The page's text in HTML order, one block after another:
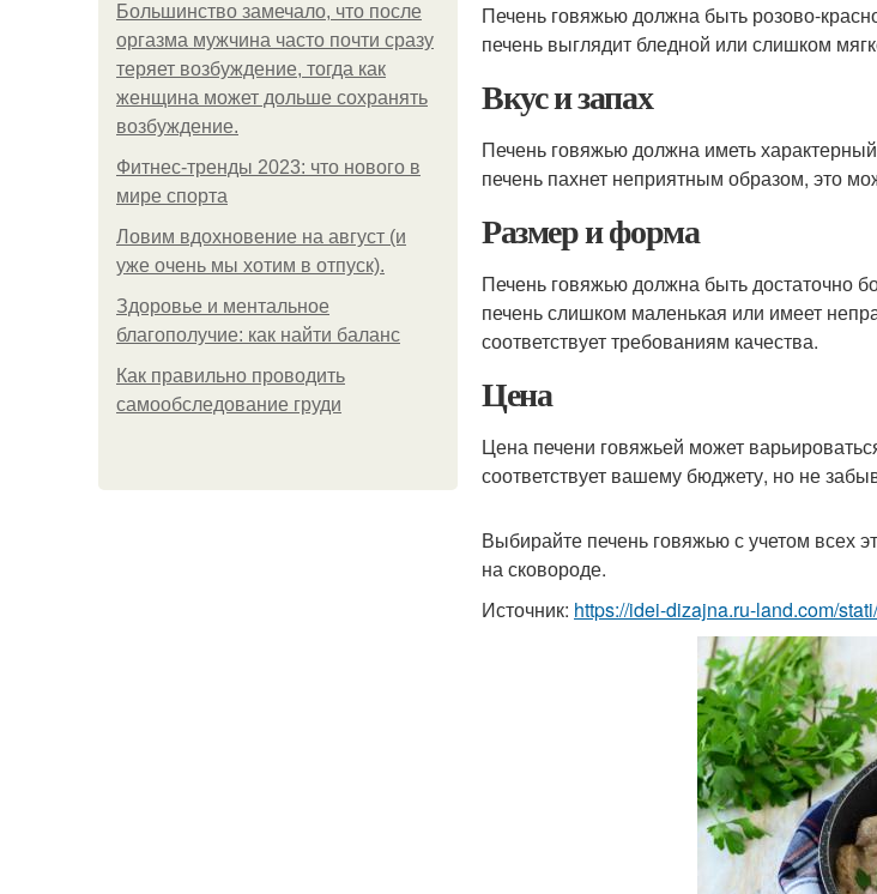
Большинство замечало, что после
оргазма мужчина часто почти сразу
теряет возбуждение, тогда как
женщина может дольше сохранять
возбуждение.
Фитнес-тренды 2023: что нового в
мире спорта
Ловим вдохновение на август (и
уже очень мы хотим в отпуск).
Здоровье и ментальное
благополучие: как найти баланс
Как правильно проводить
самообследование груди
Печень говяжью должна быть розово-
печень выглядит бледной или слишком
Вкус и запах
Печень говяжью должна иметь
печень пахнет неприятным образом, это
Размер и форма
Печень говяжью должна быть достаточно
печень слишком маленькая или имеет
соответствует требованиям качества.
Цена
Цена печени говяжьей может
соответствует вашему бюджету, но не
Выбирайте печень говяжью с учетом всех
на сковороде.
Источник: https://idei-dizajna.ru-land.com/